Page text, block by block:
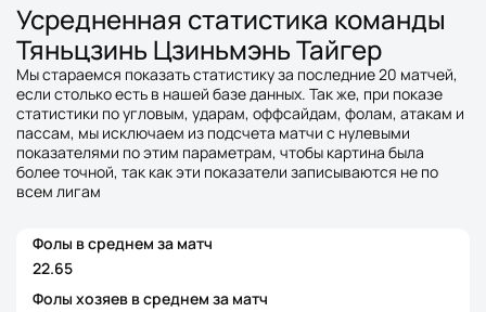
Усредненная статистика команды
Тяньцзинь Цзиньмэнь Тайгер
Мы стараемся показать статистику за последние 20 матчей,
если столько есть в нашей базе данных. Так же, при показе
статистики по угловым, ударам, оффсайдам, фолам, атакам и
пассам, мы исключаем из подсчета матчи с нулевыми
показателями по этим параметрам, чтобы картина была
более точной, так как эти показатели записываются не по
всем лигам
Фолы в среднем за матч
22.65
Фолы хозяев в среднем за матч